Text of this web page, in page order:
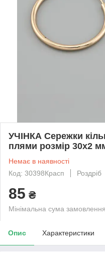
УЧІНКА Сережки
плями розмір 30х2
Немає в наявності
Код: 30398Красп
Роздріб
85 ₴
Мінімальна сума
Опис Характеристики